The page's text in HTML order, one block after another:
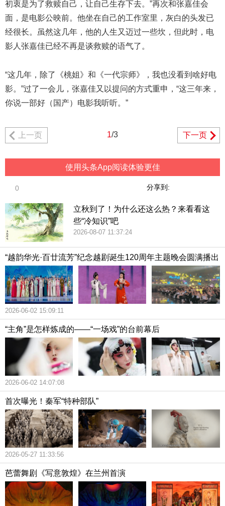
初衷是为了救赎自己，让自己生存下去。”再次和张嘉佳会
面，是电影公映前。他坐在自己的工作室里，灰白的头发已
经很长。虽然这几年，他的人生又迈过一些坎，但此时，电
影人张嘉佳已经不再是谈救赎的语气了。
“这几年，除了《桃姐》和《一代宗师》，我也没看到啥好电
影。”过了一会儿，张嘉佳又以提问的方式重申，“这三年来，
你说一部好（国产）电影我听听。”
上一页 1/3 下一页
使用头条App阅读体验更佳
分享到:
0
立秋到了！为什么还这么热？来看看这
些“冷知识”吧
2026-08-07 11:37:24
“越韵华光·百廿流芳”纪念越剧诞生120周年主题晚会圆满播出
2026-06-02 15:09:11
“主角”是怎样炼成的——“一场戏”的台前幕后
2026-06-02 14:07:08
首次曝光！秦军“特种部队”
2026-05-27 11:33:56
芭蕾舞剧《写意敦煌》在兰州首演